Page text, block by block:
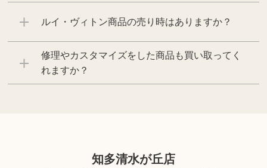
ルイ・ヴィトン商品の売り時はありますか？
修理やカスタマイズをした商品も買い取ってく
れますか？
知多清水が丘店